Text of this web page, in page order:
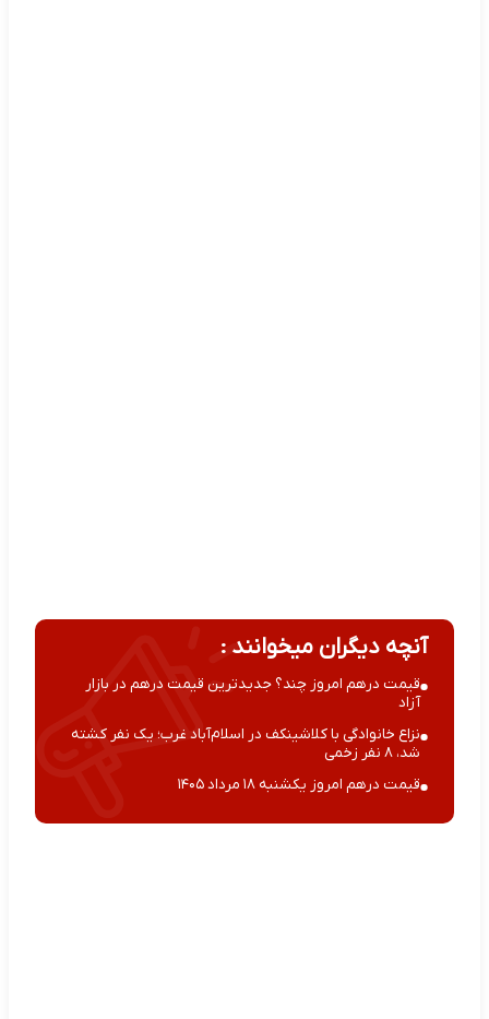
آنچه دیگران میخوانند :
قیمت درهم امروز چند؟ جدیدترین قیمت درهم در بازار
آزاد
نزاع خانوادگی با کلاشینکف در اسلام‌آباد غرب؛ یک نفر کشته
شد، ۸ نفر زخمی
قیمت درهم امروز یکشنبه ۱۸ مرداد ۱۴۰۵